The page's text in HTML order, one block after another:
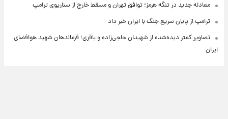
معادله جدید در تنگه هرمز؛ توافق تهران و مسقط خارج از سناریوی ترامپ
ترامپ از پایان سریع جنگ با ایران خبر داد
تصاویر کمتر دیده‌شده از شهیدان حاجی‌زاده و باقری؛ فرماندهان شهید هوافضای
ایران